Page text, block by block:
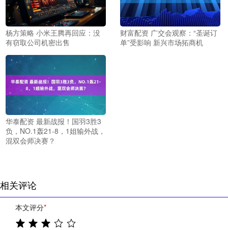
杨方策略 小米王腾再回应：没
有窃取公司机密出售
财富配资 广交会观察：“圣诞订
单”受影响 新兴市场拓商机
华泰配资 最新战报！国羽3胜3
负，NO.1轰21-8，1姐输外战，
混双会师决赛？
相关评论
本文评分*